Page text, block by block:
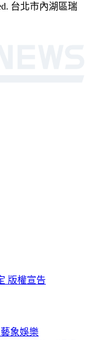
台北市內湖區瑞
版權宣告
象娛樂